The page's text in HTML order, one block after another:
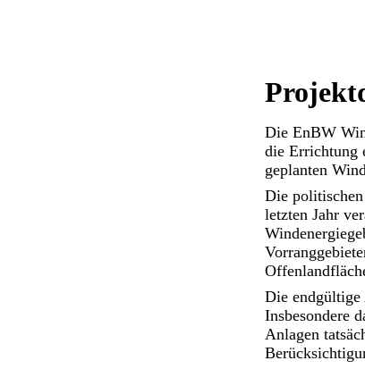
Die EnBW
die Errichtung
geplanten
Die
letzten Jahr
Die endgültige
Insbesondere
Anlagen